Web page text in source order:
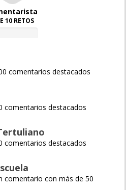
10 RETOS
comentarios destacados
comentarios destacados
comentarios destacados
comentario con más de 50